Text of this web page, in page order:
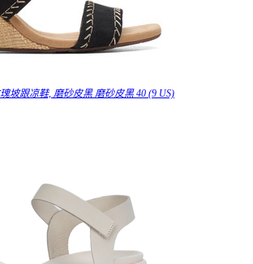
坡跟凉鞋, 磨砂皮黑 磨砂皮黑 40 (9 US)